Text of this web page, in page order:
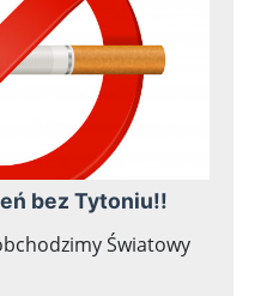
bez Tytoniu!!
Światowy